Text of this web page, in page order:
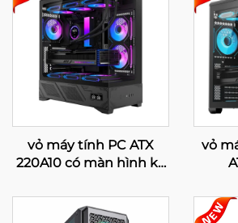
vỏ máy tính PC ATX
220A10 có màn hình kỹ
vỏ